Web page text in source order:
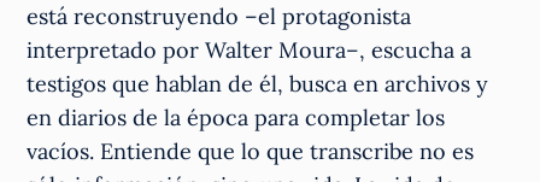
está reconstruyendo –el protagonista
interpretado por Walter Moura–, escucha a
testigos que hablan de él, busca en archivos y
en diarios de la época para completar los
vacíos. Entiende que lo que transcribe no es